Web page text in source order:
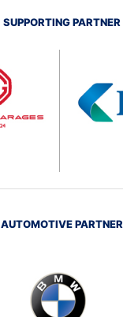
SUPPORTING PARTNER
AUTOMOTIVE PARTNER